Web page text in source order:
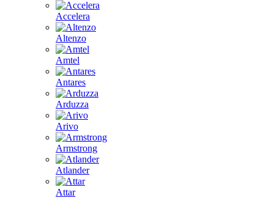
Accelera
Altenzo
Amtel
Antares
Arduzza
Arivo
Armstrong
Atlander
Attar